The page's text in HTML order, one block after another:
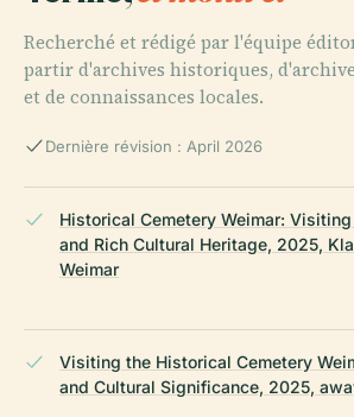
Recherché et rédigé par l'équipe
partir d'archives historiques,
et de connaissances locales.
Dernière révision : April 2026
Historical Cemetery Weimar:
and Rich Cultural Heritage, 2025,
Weimar
Visiting the Historical Cemetery
and Cultural Significance, 2025,